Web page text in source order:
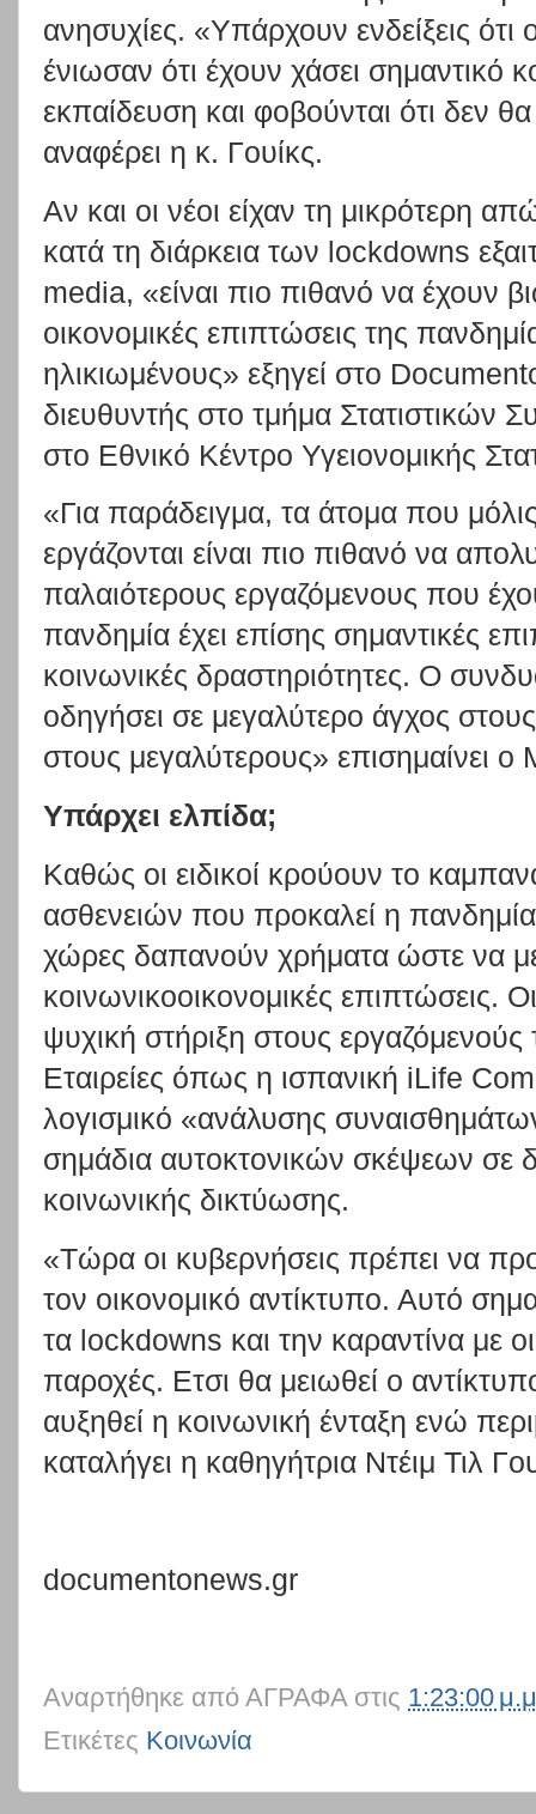
ανησυχίες. «Υπάρχουν ενδείξεις ότι
ένιωσαν ότι έχουν χάσει σημαντικό
εκπαίδευση και φοβούνται ότι δεν
αναφέρει η κ. Γουίκς.
Αν και οι νέοι είχαν τη μικρότερη
κατά τη διάρκεια των lockdowns
media, «είναι πιο πιθανό να έχουν
οικονομικές επιπτώσεις της
ηλικιωμένους» εξηγεί στο
διευθυντής στο τμήμα Στατιστικών
στο Εθνικό Κέντρο Υγειονομικής
«Για παράδειγμα, τα άτομα που μόλις
εργάζονται είναι πιο πιθανό να
παλαιότερους εργαζόμενους που
πανδημία έχει επίσης σημαντικές
κοινωνικές δραστηριότητες. Ο
οδηγήσει σε μεγαλύτερο άγχος
στους μεγαλύτερους» επισημαίνει
Υπάρχει ελπίδα;
Καθώς οι ειδικοί κρούουν το
ασθενειών που προκαλεί η
χώρες δαπανούν χρήματα ώστε να
κοινωνικοοικονομικές επιπτώσεις.
ψυχική στήριξη στους
Εταιρείες όπως η ισπανική iLife
λογισμικό «ανάλυσης
σημάδια αυτοκτονικών σκέψεων σε
κοινωνικής δικτύωσης.
«Τώρα οι κυβερνήσεις πρέπει να
τον οικονομικό αντίκτυπο. Αυτό
τα lockdowns και την καραντίνα με
παροχές. Ετσι θα μειωθεί ο
αυξηθεί η κοινωνική ένταξη ενώ
καταλήγει η καθηγήτρια Ντέιμ Τιλ
documentonews.gr
Αναρτήθηκε από ΑΓΡΑΦΑ στις 1:23:00
Ετικέτες Κοινωνία